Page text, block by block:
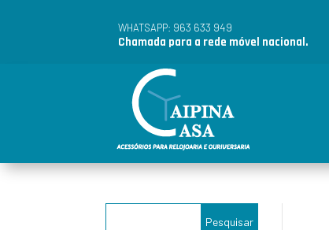
WHATSAPP: 963 633 949
Chamada para a rede móvel nacional.